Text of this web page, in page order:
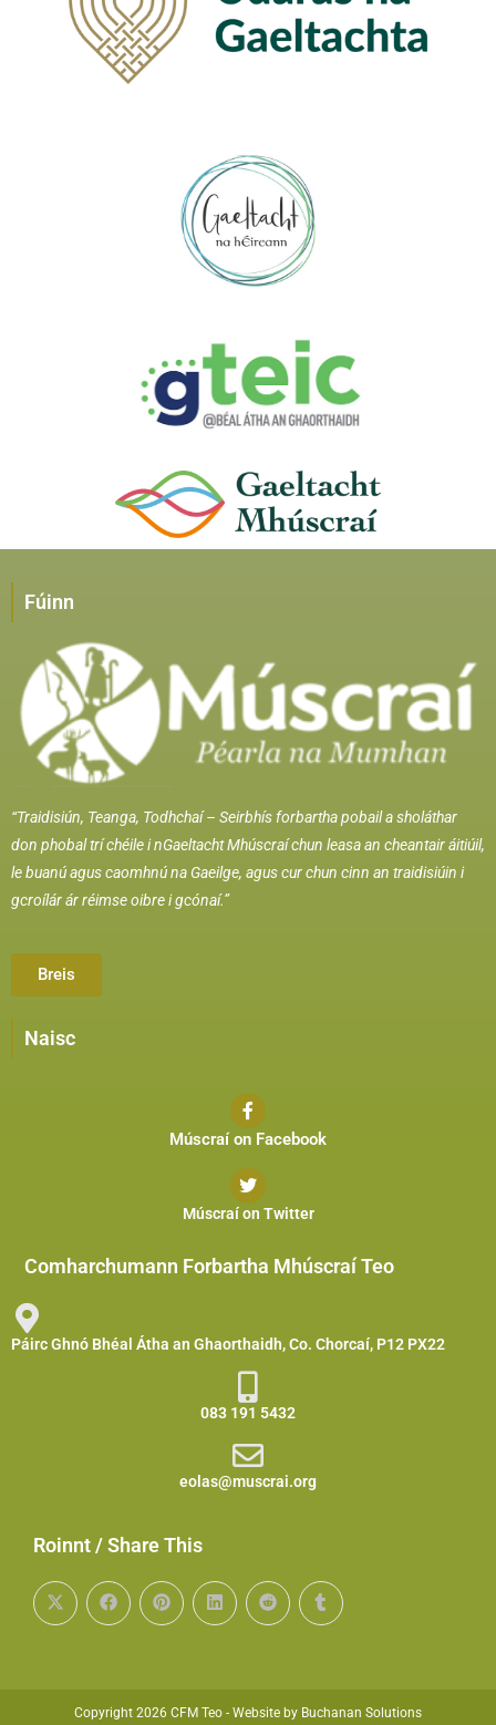
Fúinn
“Traidisiún, Teanga, Todhchaí – Seirbhís forbartha pobail a sholáthar
don phobal trí chéile i nGaeltacht Mhúscraí chun leasa an cheantair áitiúil,
le buanú agus caomhnú na Gaeilge, agus cur chun cinn an traidisiúin i
gcroílár ár réimse oibre i gcónaí.”
Breis
Naisc
Múscraí on Facebook
Múscraí on Twitter
Comharchumann Forbartha Mhúscraí Teo
Páirc Ghnó Bhéal Átha an Ghaorthaidh, Co. Chorcaí, P12 PX22
083 191 5432
eolas@muscrai.org
Roinnt / Share This
Copyright 2026 CFM Teo - Website by Buchanan Solutions